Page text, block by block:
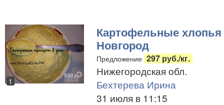
1
Картофельные
Новгород
Предложение 297 руб./кг.
Нижегородская обл.
Бехтерева Ирина
31 июля в 11:15